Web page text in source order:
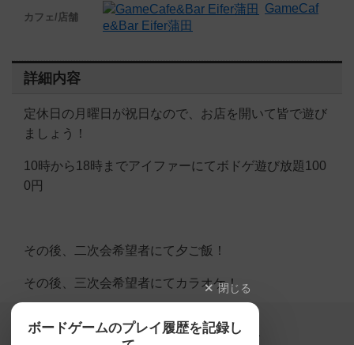
カフェ/店舗
GameCaf
e&Bar Eifer蒲田
詳細内容
定休日の月曜日が祝日なので、お店を開いて皆で遊び
ましょう！
10時から18時までアイファーにてボドゲ遊び放題100
0円
その後、二次会希望者にて夕ご飯！
その後、三次会希望者にてカラオケ！
閉じる
ボードゲームのプレイ履歴を記録し
【ボドゲーマ】ボードゲームの総合情報サイト